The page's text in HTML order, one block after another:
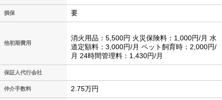
損保 要
他初期費用
消火用品：5,500円 火災保険料：1,000円/月 水
道定額料：3,000円/月 ペット飼育時：2,000円/
月 24時間管理料：1,430円/月
保証人代行会社
仲介手数料 2.75万円